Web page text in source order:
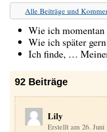
Alle Beiträge und
Wie ich
Wie ich später
Ich finde, …
92 Beiträge
Lily
Erstellt am 26. Juni